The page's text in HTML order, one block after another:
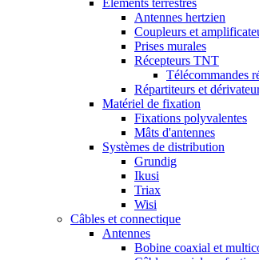
Antennes hertzien
Coupleurs et
Prises murales
Récepteurs TNT
Télécommandes
Répartiteurs et
Matériel de fixation
Fixations polyvalentes
Mâts d'antennes
Systèmes de distribution
Grundig
Ikusi
Triax
Wisi
Câbles et connectique
Antennes
Bobine coaxial et